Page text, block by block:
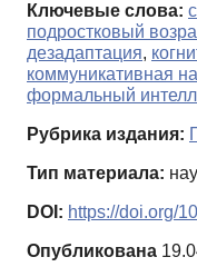
Ключевые слова:
подростковый
дезадаптация,
коммуникативная
формальный
Рубрика издания:
Тип материала:
DOI: https://doi.org/
Опубликована